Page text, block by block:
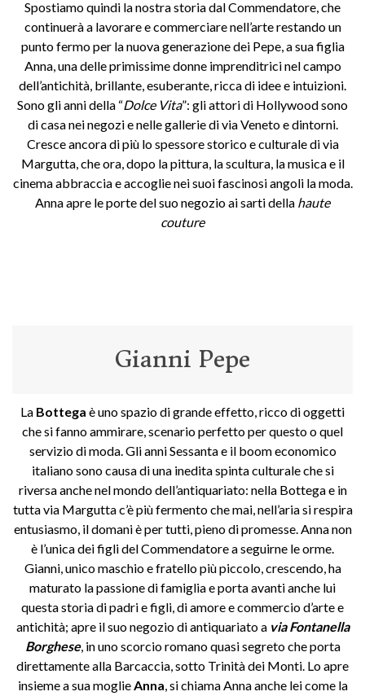
Spostiamo quindi la nostra storia dal Commendatore, che
continuerà a lavorare e commerciare nell’arte restando un
punto fermo per la nuova generazione dei Pepe, a sua figlia
Anna, una delle primissime donne imprenditrici nel campo
dell’antichità, brillante, esuberante, ricca di idee e intuizioni.
Sono gli anni della “Dolce Vita”: gli attori di Hollywood sono
di casa nei negozi e nelle gallerie di via Veneto e dintorni.
Cresce ancora di più lo spessore storico e culturale di via
Margutta, che ora, dopo la pittura, la scultura, la musica e il
cinema abbraccia e accoglie nei suoi fascinosi angoli la moda.
Anna apre le porte del suo negozio ai sarti della haute
couture
Gianni Pepe
La Bottega è uno spazio di grande effetto, ricco di oggetti
che si fanno ammirare, scenario perfetto per questo o quel
servizio di moda. Gli anni Sessanta e il boom economico
italiano sono causa di una inedita spinta culturale che si
riversa anche nel mondo dell’antiquariato: nella Bottega e in
tutta via Margutta c’è più fermento che mai, nell’aria si respira
entusiasmo, il domani è per tutti, pieno di promesse. Anna non
è l’unica dei figli del Commendatore a seguirne le orme.
Gianni, unico maschio e fratello più piccolo, crescendo, ha
maturato la passione di famiglia e porta avanti anche lui
questa storia di padri e figli, di amore e commercio d’arte e
antichità; apre il suo negozio di antiquariato a via Fontanella
Borghese, in uno scorcio romano quasi segreto che porta
direttamente alla Barcaccia, sotto Trinità dei Monti. Lo apre
insieme a sua moglieAnna, si chiama Anna anche lei come la